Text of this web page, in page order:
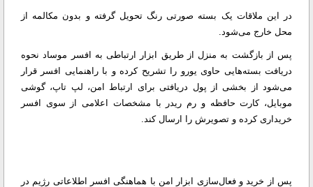
در این ملاقات یک بسته صورتی رنگ تحویل گرفته و بدون مکالمه از
محل خارج می‌شود.
پس از بازگشت به منزل از طریق ابزار ارتباطی به افسر موساد نحوه
دریافت بسته‌هایی حاوی یورو را تشریح کرده و با راهنمایی افسر قرار
می‌شود از بخشی از پول دریافتی برای ارتباط امن، لپ تاپ، گوشی
موبایل، کارت حافظه و رم ریدر با مشخصات اعلامی از سوی افسر
خریداری کرده و تصویرش را ارسال کند.
پس از خرید و فعال‌سازی ابزار امن با هماهنگی افسر اطلاعاتی رژیم در